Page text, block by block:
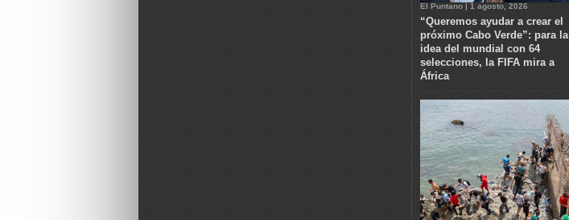
El Puntano | 1 agosto, 2026
“Queremos ayudar a crear el
próximo Cabo Verde”: para la
idea del mundial con 64
selecciones, la FIFA mira a
África